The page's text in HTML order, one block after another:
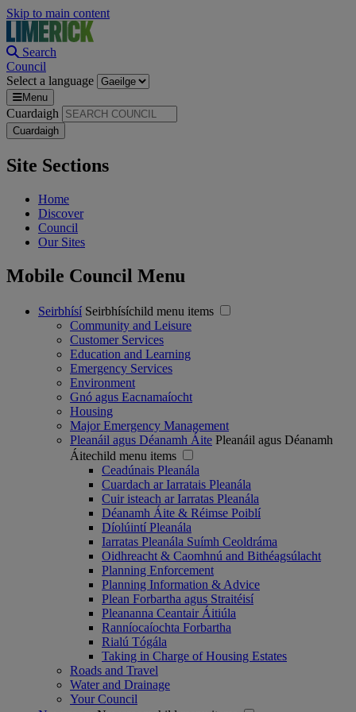
Skip to main content
Search
Council
Select a language
Menu
Cuardaigh
Site Sections
Home
Discover
Council
Our Sites
Mobile Council Menu
Seirbhísí Seirbhísíchild menu items
Community and Leisure
Customer Services
Education and Learning
Emergency Services
Environment
Gnó agus Eacnamaíocht
Housing
Major Emergency Management
Pleanáil agus Déanamh Áite Pleanáil agus Déanamh
Áitechild menu items
Ceadúnais Pleanála
Cuardach ar Iarratais Pleanála
Cuir isteach ar Iarratas Pleanála
Déanamh Áite & Réimse Poiblí
Díolúintí Pleanála
Iarratas Pleanála Suímh Ceoldráma
Oidhreacht & Caomhnú and Bithéagsúlacht
Planning Enforcement
Planning Information & Advice
Plean Forbartha agus Straitéisí
Pleananna Ceantair Áitiúla
Ranníocaíochta Forbartha
Rialú Tógála
Taking in Charge of Housing Estates
Roads and Travel
Water and Drainage
Your Council